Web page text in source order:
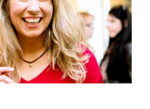
„PRIEŠ
LINKSMINANTIS
KLUBE
GALBŪT
PAKEISIU
JUOZO
STATKEVIČAUS